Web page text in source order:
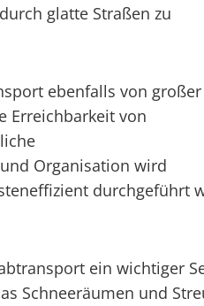
glatte Straßen zu
ebenfalls von großer
Erreichbarkeit von
Organisation wird
durchgeführt
ein wichtiger
Schneeräumen und